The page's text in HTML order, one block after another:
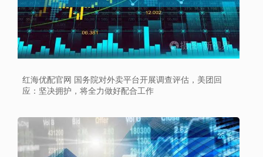
红海优配官网 国务院对外卖平台开展调查评估，美团回
应：坚决拥护，将全力做好配合工作